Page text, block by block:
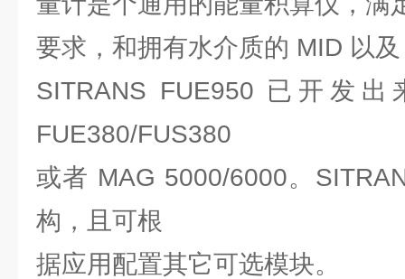
要求，和拥有水介质的 MID 以
SITRANS FUE950 已开发
FUE380/FUS380
或者 MAG 5000/6000。
构，且可根
据应用配置其它可选模块。